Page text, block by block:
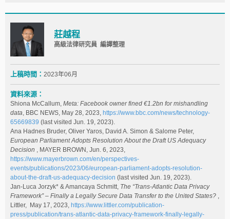
莊越程
高級法律研究員 編譯整理
上稿時間： 2023年06月
資料來源：
Shiona McCallum, Meta: Facebook owner fined €1.2bn for mishandling
data, BBC NEWS, May 28, 2023, https://www.bbc.com/news/technology-
65669839 (last visited Jun. 19, 2023).
Ana Hadnes Bruder, Oliver Yaros, David A. Simon & Salome Peter,
European Parliament Adopts Resolution About the Draft US Adequacy
Decision , MAYER BROWN, Jun. 6, 2023,
https://www.mayerbrown.com/en/perspectives-
events/publications/2023/06/european-parliament-adopts-resolution-
about-the-draft-us-adequacy-decision (last visited Jun. 19, 2023).
Jan-Luca Jorzyk* & Amancaya Schmitt, The “Trans-Atlantic Data Privacy
Framework” – Finally a Legally Secure Data Transfer to the United States? ,
Littler, May 17, 2023, https://www.littler.com/publication-
press/publication/trans-atlantic-data-privacy-framework-finally-legally-